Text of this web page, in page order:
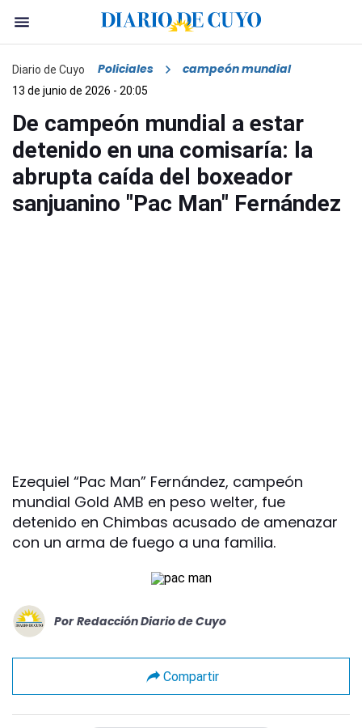
Diario de Cuyo Policiales campeón mundial
13 de junio de 2026 - 20:05
De campeón mundial a estar
detenido en una comisaría: la
abrupta caída del boxeador
sanjuanino "Pac Man" Fernández
Ezequiel “Pac Man” Fernández, campeón
mundial Gold AMB en peso welter, fue
detenido en Chimbas acusado de amenazar
con un arma de fuego a una familia.
Por Redacción Diario de Cuyo
Compartir